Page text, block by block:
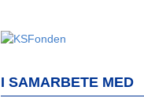
I SAMARBETE MED